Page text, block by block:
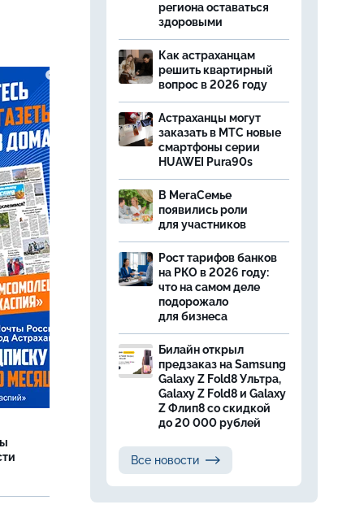
региона оставаться
здоровыми
Как астраханцам
решить квартирный
вопрос в 2026 году
Астраханцы могут
заказать в МТС новые
смартфоны серии
HUAWEI Pura90s
В МегаСемье
появились роли
для участников
Рост тарифов банков
на РКО в 2026 году:
что на самом деле
подорожало
для бизнеса
Билайн открыл
предзаказ на Samsung
Galaxy Z Fold8 Ультра,
Galaxy Z Fold8 и Galaxy
Z Флип8 со скидкой
до 20 000 рублей
Все новости